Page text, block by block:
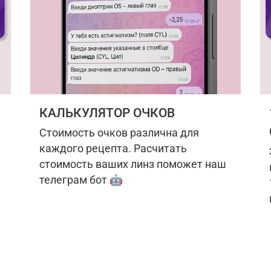
КАЛЬКУЛЯТОР ОЧКОВ
Стоимость очков различна для
каждого рецепта. Расчитать
стоимость ваших линз поможет наш
телеграм бот 🤖